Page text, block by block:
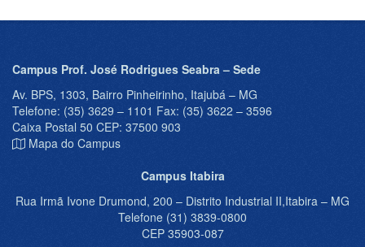
Campus Prof. José Rodrigues Seabra – Sede
Av. BPS, 1303, Bairro Pinheirinho, Itajubá – MG
Telefone: (35) 3629 – 1101 Fax: (35) 3622 – 3596
Caixa Postal 50 CEP: 37500 903
Mapa do Campus
Campus Itabira
Rua Irmã Ivone Drumond, 200 – Distrito Industrial II,Itabira – MG
Telefone (31) 3839-0800
CEP 35903-087